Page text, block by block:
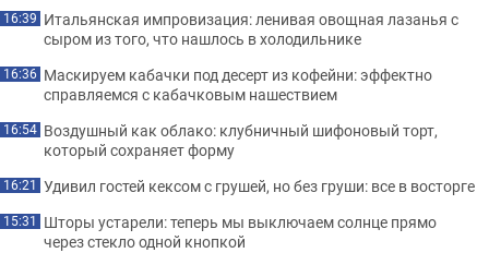
16:39 Итальянская импровизация: ленивая овощная лазанья с
сыром из того, что нашлось в холодильнике
16:36 Маскируем кабачки под десерт из кофейни: эффектно
справляемся с кабачковым нашествием
16:54 Воздушный как облако: клубничный шифоновый торт,
который сохраняет форму
16:21 Удивил гостей кексом с грушей, но без груши: все в восторге
15:31 Шторы устарели: теперь мы выключаем солнце прямо
через стекло одной кнопкой